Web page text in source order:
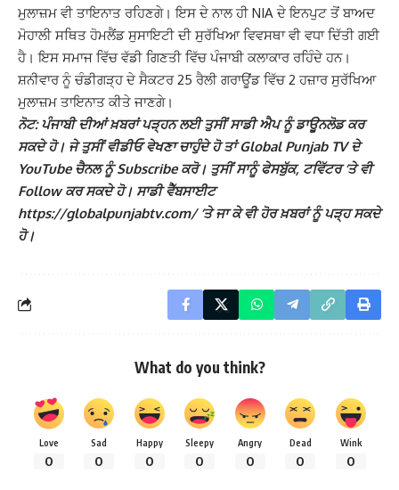
ਮੁਲਾਜ਼ਮ ਵੀ ਤਾਇਨਾਤ ਰਹਿਣਗੇ। ਇਸ ਦੇ ਨਾਲ ਹੀ NIA ਦੇ ਇਨਪੁਟ ਤੋਂ ਬਾਅਦ
ਮੋਹਾਲੀ ਸਥਿਤ ਹੋਮਲੈਂਡ ਸੁਸਾਇਟੀ ਦੀ ਸੁਰੱਖਿਆ ਵਿਵਸਥਾ ਵੀ ਵਧਾ ਦਿੱਤੀ ਗਈ
ਹੈ। ਇਸ ਸਮਾਜ ਵਿੱਚ ਵੱਡੀ ਗਿਣਤੀ ਵਿੱਚ ਪੰਜਾਬੀ ਕਲਾਕਾਰ ਰਹਿੰਦੇ ਹਨ।
ਸ਼ਨੀਵਾਰ ਨੂੰ ਚੰਡੀਗੜ੍ਹ ਦੇ ਸੈਕਟਰ 25 ਰੈਲੀ ਗਰਾਊਂਡ ਵਿੱਚ 2 ਹਜ਼ਾਰ ਸੁਰੱਖਿਆ
ਮੁਲਾਜ਼ਮ ਤਾਇਨਾਤ ਕੀਤੇ ਜਾਣਗੇ।
ਨੋਟ: ਪੰਜਾਬੀ ਦੀਆਂ ਖ਼ਬਰਾਂ ਪੜ੍ਹਨ ਲਈ ਤੁਸੀਂ ਸਾਡੀ ਐਪ ਨੂੰ ਡਾਊਨਲੋਡ ਕਰ
ਸਕਦੇ ਹੋ। ਜੇ ਤੁਸੀਂ ਵੀਡੀਓ ਵੇਖਣਾ ਚਾਹੁੰਦੇ ਹੋ ਤਾਂ Global Punjab TV ਦੇ
YouTube ਚੈਨਲ ਨੂੰ Subscribe ਕਰੋ। ਤੁਸੀਂ ਸਾਨੂੰ ਫੇਸਬੁੱਕ, ਟਵਿੱਟਰ ‘ਤੇ ਵੀ
Follow ਕਰ ਸਕਦੇ ਹੋ। ਸਾਡੀ ਵੈੱਬਸਾਈਟ
https://globalpunjabtv.com/ ‘ਤੇ ਜਾ ਕੇ ਵੀ ਹੋਰ ਖ਼ਬਰਾਂ ਨੂੰ ਪੜ੍ਹ ਸਕਦੇ
ਹੋ।
What do you think?
Love
0
Sad
0
Happy
0
Sleepy
0
Angry
0
Dead
0
Wink
0